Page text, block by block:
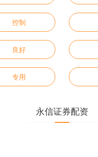
控制
良好
专用
永信证券配资